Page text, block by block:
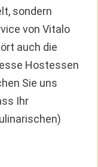
sondern
von Vitalo
auch die
Hostessen
Sie uns
Ihr